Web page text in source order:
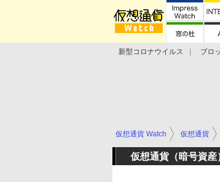
新型コロナウイルス ブロ
仮想通貨 Watch 仮想通貨
仮想通貨（暗号資産